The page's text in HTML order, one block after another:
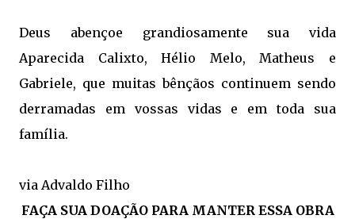
Deus abençoe grandiosamente sua vida
Aparecida Calixto, Hélio Melo, Matheus e
Gabriele, que muitas bênçãos continuem sendo
derramadas em vossas vidas e em toda sua
família.
via Advaldo Filho
FAÇA SUA DOAÇÃO PARA MANTER ESSA OBRA